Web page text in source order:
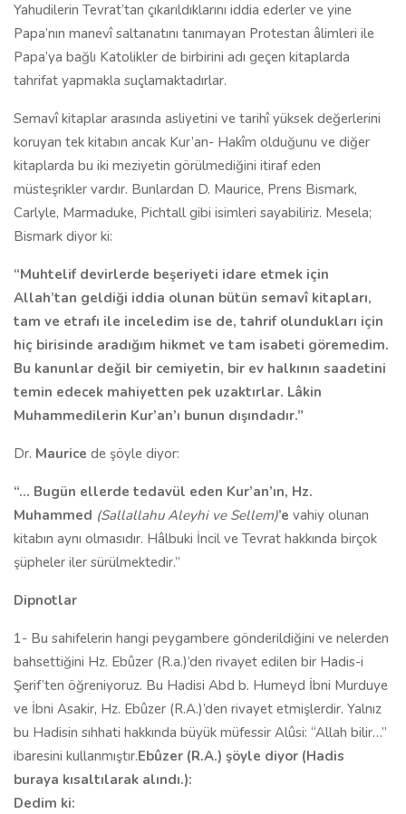
Yahudilerin Tevrat’tan çıkarıldıklarını iddia ederler ve yine
Papa’nın manevî saltanatını tanımayan Protestan âlimleri ile
Papa’ya bağlı Katolikler de birbirini adı geçen kitaplarda
tahrifat yapmakla suçlamaktadırlar.
Semavî kitaplar arasında asliyetini ve tarihî yüksek değerlerini
koruyan tek kitabın ancak Kur’an- Hakîm olduğunu ve diğer
kitaplarda bu iki meziyetin görülmediğini itiraf eden
müsteşrikler vardır. Bunlardan D. Maurice, Prens Bismark,
Carlyle, Marmaduke, Pichtall gibi isimleri sayabiliriz. Mesela;
Bismark diyor ki:
“Muhtelif devirlerde beşeriyeti idare etmek için
Allah’tan geldiği iddia olunan bütün semavî kitapları,
tam ve etrafı ile inceledim ise de, tahrif olundukları için
hiç birisinde aradığım hikmet ve tam isabeti göremedim.
Bu kanunlar değil bir cemiyetin, bir ev halkının saadetini
temin edecek mahiyetten pek uzaktırlar. Lâkin
Muhammedilerin Kur’an’ı bunun dışındadır.”
Dr. Maurice de şöyle diyor:
“… Bugün ellerde tedavül eden Kur’an’ın, Hz.
Muhammed (Sallallahu Aleyhi ve Sellem)’e vahiy olunan
kitabın aynı olmasıdır. Hâlbuki İncil ve Tevrat hakkında birçok
şüpheler iler sürülmektedir.”
Dipnotlar
1- Bu sahifelerin hangi peygambere gönderildiğini ve nelerden
bahsettiğini Hz. Ebûzer (R.a.)’den rivayet edilen bir Hadis-i
Şerif’ten öğreniyoruz. Bu Hadisi Abd b. Humeyd İbni Murduye
ve İbni Asakir, Hz. Ebûzer (R.A.)’den rivayet etmişlerdir. Yalnız
bu Hadisin sıhhati hakkında büyük müfessir Alûsi: “Allah bilir…”
ibaresini kullanmıştır.Ebûzer (R.A.) şöyle diyor (Hadis
buraya kısaltılarak alındı.):
Dedim ki: